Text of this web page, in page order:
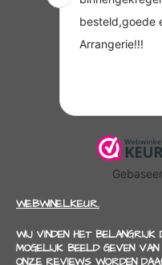
WEBWINELKEUR.
WIJ VINDEN HET
MOGELIJK BEELD GEVEN VAN
ONZE REVIEWS WORDEN